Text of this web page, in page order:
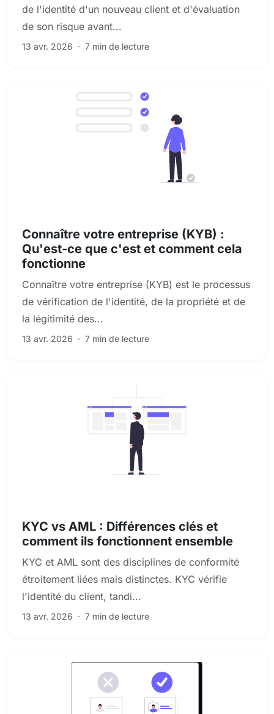
de l'identité d'un nouveau client et d'évaluation
de son risque avant...
13 avr. 2026 · 7 min de lecture
Connaître votre entreprise (KYB) :
Qu'est-ce que c'est et comment cela
fonctionne
Connaître votre entreprise (KYB) est le processus
de vérification de l'identité, de la propriété et de
la légitimité des...
13 avr. 2026 · 7 min de lecture
KYC vs AML : Différences clés et
comment ils fonctionnent ensemble
KYC et AML sont des disciplines de conformité
étroitement liées mais distinctes. KYC vérifie
l'identité du client, tandi...
13 avr. 2026 · 7 min de lecture